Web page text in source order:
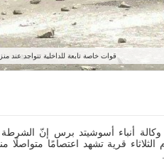
قوات خاصة تابعة للداخلية تتواجد عند
أنباء أسوشيتد برس إنّ الشرطة
قرية تشهد اعتصامًا